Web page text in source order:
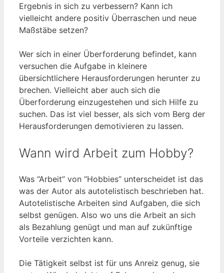
Ergebnis in sich zu verbessern? Kann ich
vielleicht andere positiv Überraschen und neue
Maßstäbe setzen?
Wer sich in einer Überforderung befindet, kann
versuchen die Aufgabe in kleinere
übersichtlichere Herausforderungen herunter zu
brechen. Vielleicht aber auch sich die
Überforderung einzugestehen und sich Hilfe zu
suchen. Das ist viel besser, als sich vom Berg der
Herausforderungen demotivieren zu lassen.
Wann wird Arbeit zum Hobby?
Was “Arbeit” von “Hobbies” unterscheidet ist das
was der Autor als autotelistisch beschrieben hat.
Autotelistische Arbeiten sind Aufgaben, die sich
selbst genügen. Also wo uns die Arbeit an sich
als Bezahlung genügt und man auf zukünftige
Vorteile verzichten kann.
Die Tätigkeit selbst ist für uns Anreiz genug, sie